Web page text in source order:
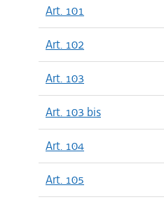
Art. 101
Art. 102
Art. 103
Art. 103 bis
Art. 104
Art. 105